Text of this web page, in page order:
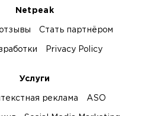
Netpeak
Стать партнёром
Privacy Policy
Услуги
реклама ASO